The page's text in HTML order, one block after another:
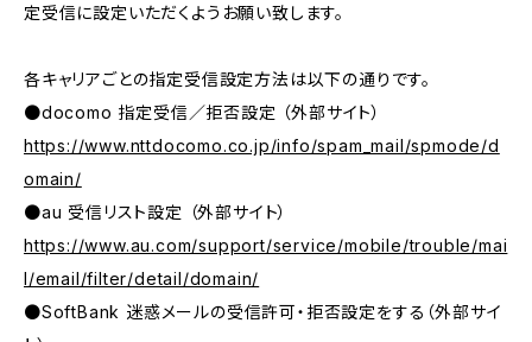
定受信に設定いただくようお願い致します。
各キャリアごとの指定受信設定方法は以下の通りです。
●docomo 指定受信／拒否設定 （外部サイト）
https://www.nttdocomo.co.jp/info/spam_mail/spmode/d
omain/
●au 受信リスト設定 （外部サイト）
https://www.au.com/support/service/mobile/trouble/mai
l/email/filter/detail/domain/
●SoftBank 迷惑メールの受信許可・拒否設定をする（外部サイ